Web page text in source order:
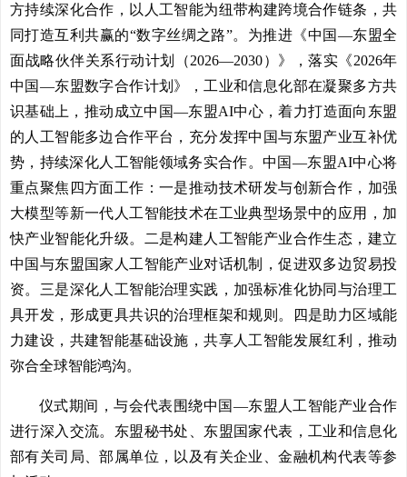
方持续深化合作，以人工智能为纽带构建跨境合作链条，共
同打造互利共赢的“数字丝绸之路”。为推进《中国—东盟全
面战略伙伴关系行动计划（2026—2030）》，落实《2026年
中国—东盟数字合作计划》，工业和信息化部在凝聚多方共
识基础上，推动成立中国—东盟AI中心，着力打造面向东盟
的人工智能多边合作平台，充分发挥中国与东盟产业互补优
势，持续深化人工智能领域务实合作。中国—东盟AI中心将
重点聚焦四方面工作：一是推动技术研发与创新合作，加强
大模型等新一代人工智能技术在工业典型场景中的应用，加
快产业智能化升级。二是构建人工智能产业合作生态，建立
中国与东盟国家人工智能产业对话机制，促进双多边贸易投
资。三是深化人工智能治理实践，加强标准化协同与治理工
具开发，形成更具共识的治理框架和规则。四是助力区域能
力建设，共建智能基础设施，共享人工智能发展红利，推动
弥合全球智能鸿沟。
仪式期间，与会代表围绕中国—东盟人工智能产业合作
进行深入交流。东盟秘书处、东盟国家代表，工业和信息化
部有关司局、部属单位，以及有关企业、金融机构代表等参